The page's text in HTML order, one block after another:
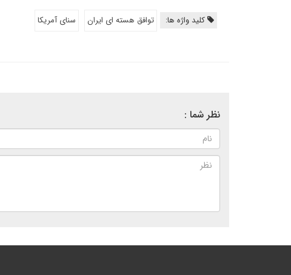
کلید واژه ها: توافق هسته ای ایران سنای آمریکا
نظر شما :